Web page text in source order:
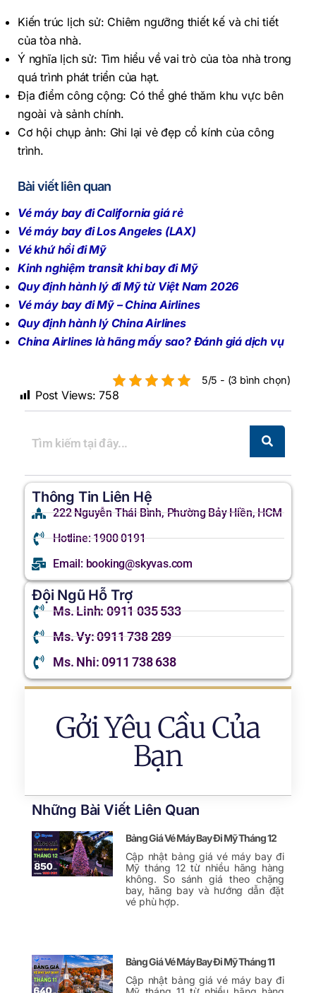
Kiến trúc lịch sử: Chiêm ngưỡng thiết kế và chi tiết
của tòa nhà.
Ý nghĩa lịch sử: Tìm hiểu về vai trò của tòa nhà trong
quá trình phát triển của hạt.
Địa điểm công cộng: Có thể ghé thăm khu vực bên
ngoài và sảnh chính.
Cơ hội chụp ảnh: Ghi lại vẻ đẹp cổ kính của công
trình.
Bài viết liên quan
Vé máy bay đi California giá rẻ
Vé máy bay đi Los Angeles (LAX)
Vé khứ hồi đi Mỹ
Kinh nghiệm transit khi bay đi Mỹ
Quy định hành lý đi Mỹ từ Việt Nam 2026
Vé máy bay đi Mỹ – China Airlines
Quy định hành lý China Airlines
China Airlines là hãng mấy sao? Đánh giá dịch vụ
5/5 - (3 bình chọn)
Post Views: 758
Thông Tin Liên Hệ
222 Nguyễn Thái Bình, Phường Bảy Hiền, HCM
Hotline: 1900 0191
Email: booking@skyvas.com
Đội Ngũ Hỗ Trợ
Ms. Linh: 0911 035 533
Ms. Vy: 0911 738 289
Ms. Nhi: 0911 738 638
Gởi Yêu Cầu Của
Bạn
Những Bài Viết Liên Quan
Bảng Giá Vé Máy Bay Đi Mỹ Tháng 12
Cập nhật bảng giá vé máy bay đi
Mỹ tháng 12 từ nhiều hãng hàng
không. So sánh giá theo chặng
bay, hãng bay và hướng dẫn đặt
vé phù hợp.
Bảng Giá Vé Máy Bay Đi Mỹ Tháng 11
Cập nhật bảng giá vé máy bay đi